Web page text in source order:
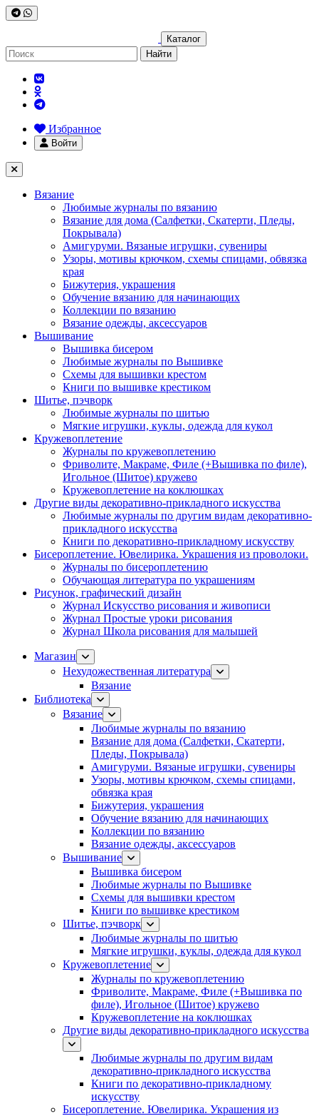
Каталог
Найти
Избранное
Войти
Вязание
Любимые журналы по вязанию
Вязание для дома (Салфетки, Скатерти, Пледы,
Покрывала)
Амигуруми. Вязаные игрушки, сувениры
Узоры, мотивы крючком, схемы спицами, обвязка
края
Бижутерия, украшения
Обучение вязанию для начинающих
Коллекции по вязанию
Вязание одежды, аксессуаров
Вышивание
Вышивка бисером
Любимые журналы по Вышивке
Схемы для вышивки крестом
Книги по вышивке крестиком
Шитье, пэчворк
Любимые журналы по шитью
Мягкие игрушки, куклы, одежда для кукол
Кружевоплетение
Журналы по кружевоплетению
Фриволите, Макраме, Филе (+Вышивка по филе),
Игольное (Шитое) кружево
Кружевоплетение на коклюшках
Другие виды декоративно-прикладного искусства
Любимые журналы по другим видам декоративно-
прикладного искусства
Книги по декоративно-прикладному искусству
Бисероплетение. Ювелирика. Украшения из проволоки.
Журналы по бисероплетению
Обучающая литература по украшениям
Рисунок, графический дизайн
Журнал Искусство рисования и живописи
Журнал Простые уроки рисования
Журнал Школа рисования для малышей
Магазин
Нехудожественная литература
Вязание
Библиотека
Вязание
Любимые журналы по вязанию
Вязание для дома (Салфетки, Скатерти,
Пледы, Покрывала)
Амигуруми. Вязаные игрушки, сувениры
Узоры, мотивы крючком, схемы спицами,
обвязка края
Бижутерия, украшения
Обучение вязанию для начинающих
Коллекции по вязанию
Вязание одежды, аксессуаров
Вышивание
Вышивка бисером
Любимые журналы по Вышивке
Схемы для вышивки крестом
Книги по вышивке крестиком
Шитье, пэчворк
Любимые журналы по шитью
Мягкие игрушки, куклы, одежда для кукол
Кружевоплетение
Журналы по кружевоплетению
Фриволите, Макраме, Филе (+Вышивка по
филе), Игольное (Шитое) кружево
Кружевоплетение на коклюшках
Другие виды декоративно-прикладного искусства
Любимые журналы по другим видам
декоративно-прикладного искусства
Книги по декоративно-прикладному
искусству
Бисероплетение. Ювелирика. Украшения из